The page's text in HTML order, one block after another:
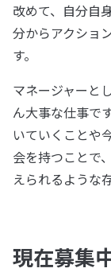
改めて、自分自
分からアクショ
す。
マネージャーと
ん大事な仕事で
いていくことや
会を持つことで
えられるような
現在募集